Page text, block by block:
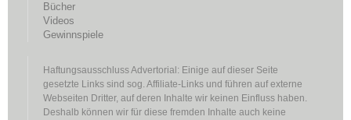
Bücher
Videos
Gewinnspiele
Haftungsausschluss Advertorial: Einige auf dieser Seite
gesetzte Links sind sog. Affiliate-Links und führen auf externe
Webseiten Dritter, auf deren Inhalte wir keinen Einfluss haben.
Deshalb können wir für diese fremden Inhalte auch keine